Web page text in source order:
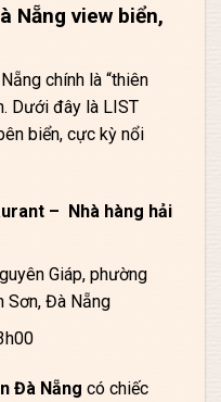
Nẵng view biển,
chính là “thiên
Dưới đây là LIST
biển, cực kỳ nổi
– Nhà hàng hải
Giáp, phường
Sơn, Đà Nẵng
Đà Nẵng có chiếc